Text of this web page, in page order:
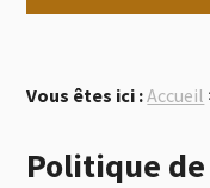
Vous êtes ici :Accueil
Politique